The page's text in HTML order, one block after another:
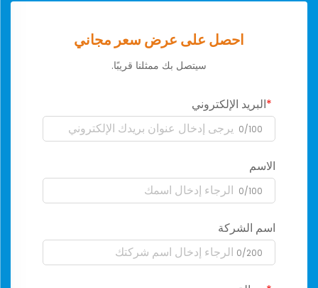
احصل على عرض سعر مجاني
سيتصل بك ممثلنا قريبًا.
البريد الإلكتروني
0/100
الاسم
0/100
اسم الشركة
0/200